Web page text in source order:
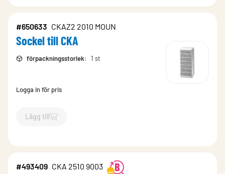
#650633 CKAZ2 2010 MOUN
Sockel till CKA
förpackningsstorlek: 1 st
Logga in för pris
Lägg till
`$Lägg till
#493409 CKA 2510 9003